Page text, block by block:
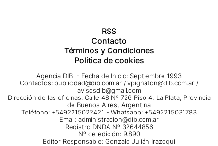
RSS
Contacto
Términos y Condiciones
Política de cookies
Agencia DIB - Fecha de Inicio: Septiembre 1993
Contactos: publicidad@dib.com.ar / vpignaton@dib.com.ar /
avisosdib@gmail.com
Dirección de las oficinas: Calle 48 Nº 726 Piso 4, La Plata; Provincia
de Buenos Aires, Argentina
Teléfono: +5492215022421 - Whatsapp: +5492215031783
Email: administracion@dib.com.ar
Registro DNDA Nº 32644856
Nº de edición: 9.890
Editor Responsable: Gonzalo Julián Irazoqui